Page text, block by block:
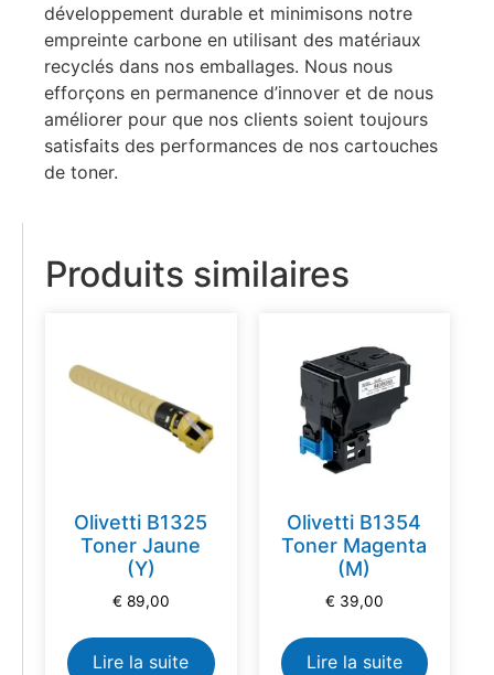
développement durable et minimisons notre
empreinte carbone en utilisant des matériaux
recyclés dans nos emballages. Nous nous
efforçons en permanence d’innover et de nous
améliorer pour que nos clients soient toujours
satisfaits des performances de nos cartouches
de toner.
Produits similaires
Olivetti B1325
Toner Jaune
(Y)
€ 89,00
Lire la suite
Olivetti B1354
Toner Magenta
(M)
€ 39,00
Lire la suite